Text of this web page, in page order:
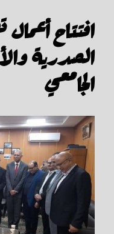
افتتاح
الصدرية
الجامعي